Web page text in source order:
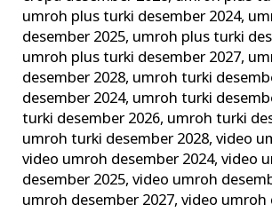
umroh plus turki desember 2024,
desember 2025, umroh plus turki
umroh plus turki desember 2027,
desember 2028, umroh turki
desember 2024, umroh turki
turki desember 2026, umroh turki
umroh turki desember 2028,video
video umroh desember 2024,video
desember 2025,video umroh
umroh desember 2027,video umroh